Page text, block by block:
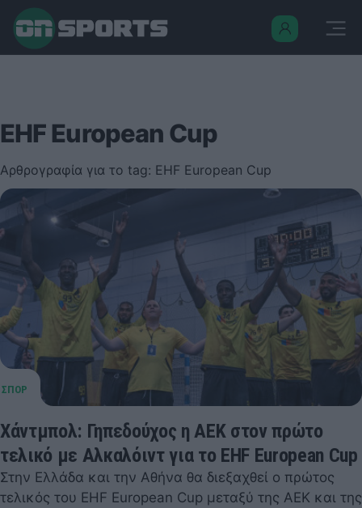
EHF European Cup
Αρθρογραφία για το tag: EHF European Cup
Χάντμπολ: Γηπεδούχος η ΑΕΚ στον πρώτο
τελικό με Αλκαλόιντ για το EHF European Cup
Στην Ελλάδα και την Αθήνα θα διεξαχθεί ο πρώτος
τελικός του EHF European Cup μεταξύ της ΑΕΚ και της